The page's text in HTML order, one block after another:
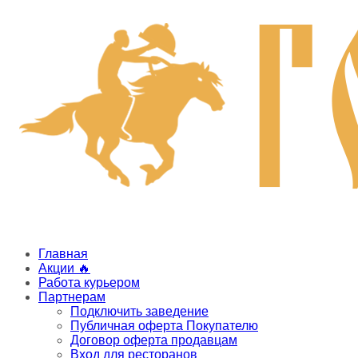
Главная
Акции 🔥
Работа курьером
Партнерам
Подключить заведение
Публичная оферта Покупателю
Договор оферта продавцам
Вход для ресторанов